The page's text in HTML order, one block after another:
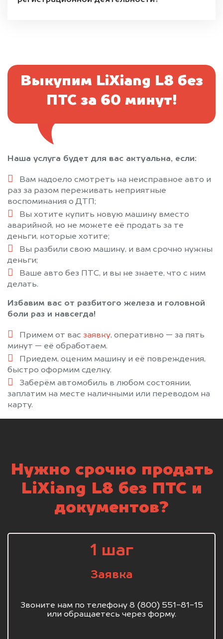
Выкупим LiXiang L8 без
ПТС за 60 минут!
Наша услуга будет для вас актуальна, если:
Вам надоело смотреть на неисправное авто и
раз за разом переживать неприятные
воспоминания о ДТП;
Вы хотите купить новую машину вместо
аварийной, но не можете её продать за те
деньги, которые хотите;
Вы разбили свою машину, и вам срочно нужны
деньги;
Ваше авто без ПТС, и вы не знаете, что с ним
делать.
Избавим вас от разбитого железа и головной
боли раз и навсегда!
Примем от вас заявку, оперативно — за пять
минут — её обработаем.
Приедем, оценим машину и её повреждения,
быстро оформим сделку.
Заберём автомобиль в любом состоянии,
заплатим на месте наличными или переводом на
карту.
Нужно срочно продать
LiXiang L8 без ПТС и
документов?
1 шаг
Заявка
Звоните нам по телефону 8 (800) 551-81-15
или обращаетесь через форму.